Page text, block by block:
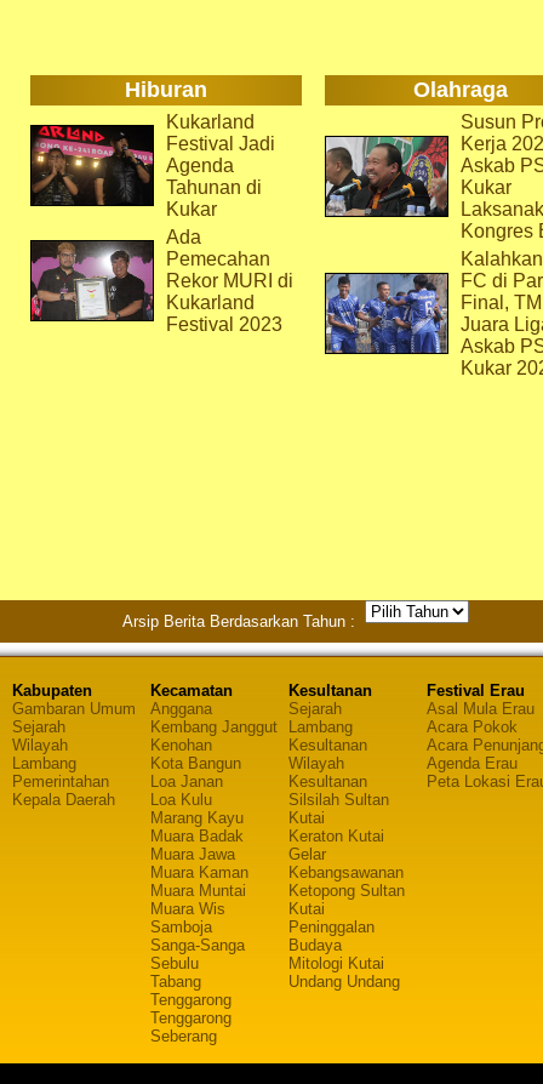
Hiburan Olahraga
Kukarland
Festival Jadi
Agenda
Tahunan di
Kukar
Ada
Pemecahan
Rekor MURI di
Kukarland
Festival 2023
Susun
Kerja
Askab
Kukar
Kongres
FC di
Final,
Juara
Askab
Kukar
Arsip Berita Berdasarkan Tahun :
Kabupaten
Gambaran Umum
Sejarah
Wilayah
Lambang
Pemerintahan
Kepala Daerah
Kecamatan
Anggana
Kembang Janggut
Kenohan
Kota Bangun
Loa Janan
Loa Kulu
Marang Kayu
Muara Badak
Muara Jawa
Muara Kaman
Muara Muntai
Muara Wis
Samboja
Sanga-Sanga
Sebulu
Tabang
Tenggarong
Tenggarong
Seberang
Kesultanan
Sejarah
Lambang
Kesultanan
Wilayah
Kesultanan
Silsilah Sultan
Kutai
Keraton Kutai
Gelar
Kebangsawanan
Ketopong Sultan
Kutai
Peninggalan
Budaya
Mitologi Kutai
Undang Undang
Festival Erau
Asal Mula Erau
Acara Pokok
Acara
Agenda Erau
Peta Lokasi